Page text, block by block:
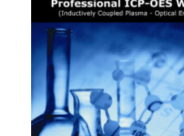
können
auf
der
Produktseite
gewählt
werden